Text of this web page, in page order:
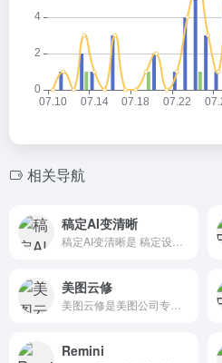
相关导航
稿定AI变清晰
美图云修
Remini